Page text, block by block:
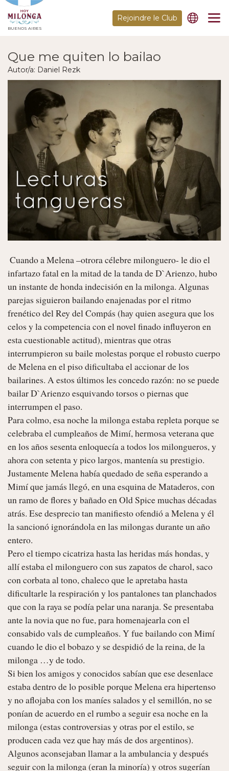
BUENOS AIRES
Rejoindre le Club
Que me quiten lo bailao
Autor/a: Daniel Rezk
infartazo fatal en la mitad de la tanda de D`Arienzo, hubo
un instante de honda indecisión en la milonga. Algunas
parejas siguieron bailando enajenadas por el ritmo
frenético del Rey del Compás (hay quien asegura que los
celos y la competencia con el novel finado influyeron en
esta cuestionable actitud), mientras que otras
interrumpieron su baile molestas porque el robusto cuerpo
de Melena en el piso dificultaba el accionar de los
bailarines. A estos últimos les concedo razón: no se puede
bailar D`Arienzo esquivando torsos o piernas que
interrumpen el paso.
Para colmo, esa noche la milonga estaba repleta porque se
celebraba el cumpleaños de Mimí, hermosa veterana que
en los años sesenta enloquecía a todos los milongueros, y
ahora con setenta y pico largos, mantenía su prestigio.
Justamente Melena había quedado de seña esperando a
Mimí que jamás llegó, en una esquina de Mataderos, con
un ramo de flores y bañado en Old Spice muchas décadas
atrás. Ese desprecio tan manifiesto ofendió a Melena y él
la sancionó ignorándola en las milongas durante un año
entero.
Pero el tiempo cicatriza hasta las heridas más hondas, y
allí estaba el milonguero con sus zapatos de charol, saco
con corbata al tono, chaleco que le apretaba hasta
dificultarle la respiración y los pantalones tan planchados
que con la raya se podía pelar una naranja. Se presentaba
ante la novia que no fue, para homenajearla con el
consabido vals de cumpleaños. Y fue bailando con Mimí
cuando le dio el bobazo y se despidió de la reina, de la
milonga …y de todo.
Si bien los amigos y conocidos sabían que ese desenlace
estaba dentro de lo posible porque Melena era hipertenso
y no aflojaba con los maníes salados y el semillón, no se
ponían de acuerdo en el rumbo a seguir esa noche en la
milonga (estas controversias y otras por el estilo, se
producen cada vez que hay más de dos argentinos).
Algunos aconsejaban llamar a la ambulancia y después
seguir con la milonga (eran la minoría) y otros sugerían